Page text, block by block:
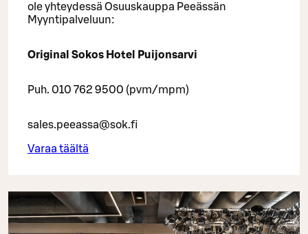
ole yhteydessä Osuuskauppa Peeässän
Myyntipalveluun:
Original Sokos Hotel Puijonsarvi
Puh. 010 762 9500 (pvm/mpm)
sales.peeassa@sok.fi
Varaa täältä